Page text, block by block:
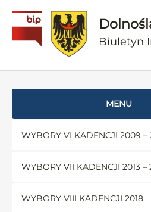
Biuletyn
MENU
WYBORY VI KADENCJI 2009 –
WYBORY VII KADENCJI 2013 –
WYBORY VIII KADENCJI 2018